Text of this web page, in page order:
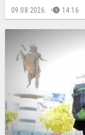
09.08.2026. 14:16